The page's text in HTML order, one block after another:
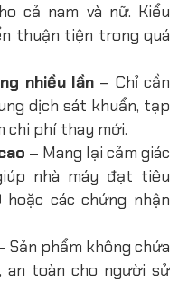
cả nam và nữ. Kiểu
thuận tiện trong quá
nhiều lần – Chỉ cần
dịch sát khuẩn, tạp
chi phí thay mới.
– Mang lại cảm giác
nhà máy đạt tiêu
hoặc các chứng nhận
Sản phẩm không chứa
an toàn cho người sử